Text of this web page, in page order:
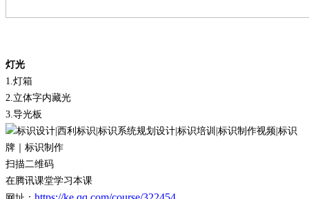
灯光
1. 灯箱
2. 立体字内藏光
3. 导光板
扫描二维码
在腾讯课堂学习本课